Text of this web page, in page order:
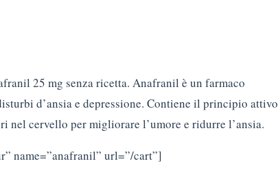
25 mg senza ricetta. Anafranil è un farmaco
d’ansia e depressione. Contiene il principio attivo
nel cervello per migliorare l’umore e ridurre l’ansia.
name=”anafranil” url=”/cart”]